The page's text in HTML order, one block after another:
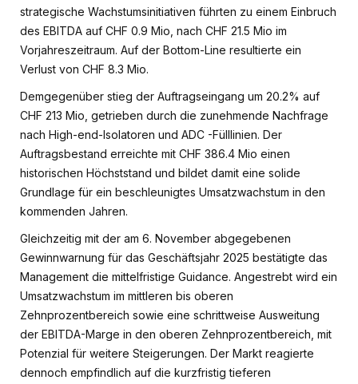
strategische Wachstumsinitiativen führten zu einem Einbruch
des EBITDA auf CHF 0.9 Mio, nach CHF 21.5 Mio im
Vorjahreszeitraum. Auf der Bottom-Line resultierte ein
Verlust von CHF 8.3 Mio.
Demgegenüber stieg der Auftragseingang um 20.2% auf
CHF 213 Mio, getrieben durch die zunehmende Nachfrage
nach High-end-Isolatoren und ADC -Fülllinien. Der
Auftragsbestand erreichte mit CHF 386.4 Mio einen
historischen Höchststand und bildet damit eine solide
Grundlage für ein beschleunigtes Umsatzwachstum in den
kommenden Jahren.
Gleichzeitig mit der am 6. November abgegebenen
Gewinnwarnung für das Geschäftsjahr 2025 bestätigte das
Management die mittelfristige Guidance. Angestrebt wird ein
Umsatzwachstum im mittleren bis oberen
Zehnprozentbereich sowie eine schrittweise Ausweitung
der EBITDA-Marge in den oberen Zehnprozentbereich, mit
Potenzial für weitere Steigerungen. Der Markt reagierte
dennoch empfindlich auf die kurzfristig tieferen